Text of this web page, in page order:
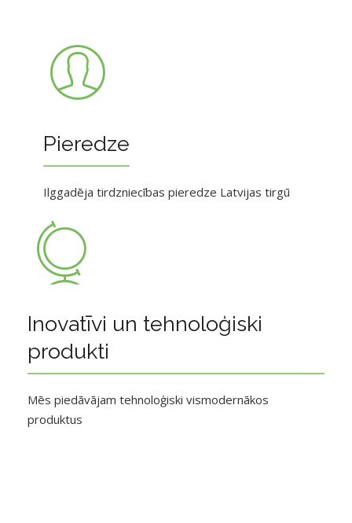
Pieredze
Ilggadēja tirdzniecības pieredze Latvijas tirgū
Inovatīvi un tehnoloģiski
produkti
Mēs piedāvājam tehnoloģiski vismodernākos
produktus